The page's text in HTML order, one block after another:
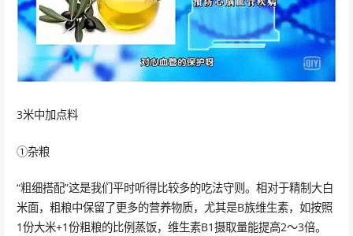
3米中加点料
①杂粮
“粗细搭配”这是我们平时听得比较多的吃法守则。相对于精制大白
米面，粗粮中保留了更多的营养物质，尤其是B族维生素，如按照
1份大米+1份粗粮的比例蒸饭，维生素B1摄取量能提高2～3倍。